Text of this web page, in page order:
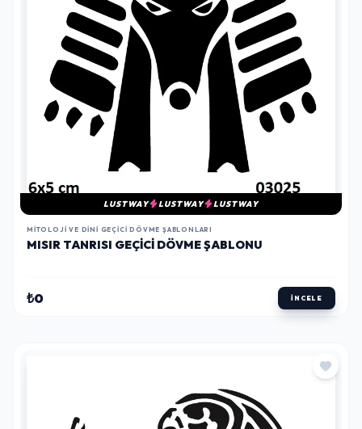
LUSTWAY LUSTWAY LUSTWAY
MITOLOJI VE DINI GEÇICI DÖVME ŞABLONLARI
MISIR TANRISI GEÇICI DÖVME ŞABLONU
₺0 İNCELE